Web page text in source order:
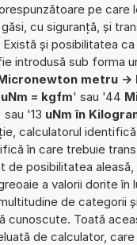
pe care
cu siguranță, și
și posibilitatea ca
introdusă sub forma
metru -
uNm = kgfm' sau '44
sau '13 uNm în
calculatorul
în care trebuie
de posibilitatea
a valorii dorite în
de categorii
cunoscute. Toată
de calculator, care